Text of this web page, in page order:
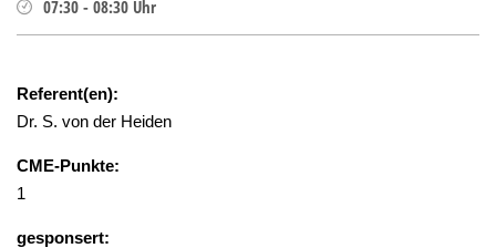
07:30 - 08:30 Uhr
Referent(en):
Dr. S. von der Heiden
CME-Punkte:
1
gesponsert: